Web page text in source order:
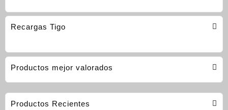
Recargas Tigo
Productos mejor valorados
Productos Recientes